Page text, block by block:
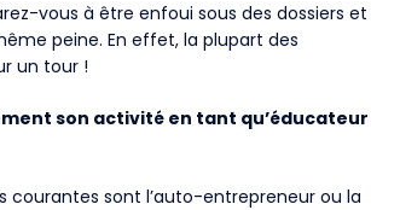
vous à être enfoui sous des dossiers et
peine. En effet, la plupart des
un tour !
son activité en tant qu’éducateur
courantes sont l’auto-entrepreneur ou la